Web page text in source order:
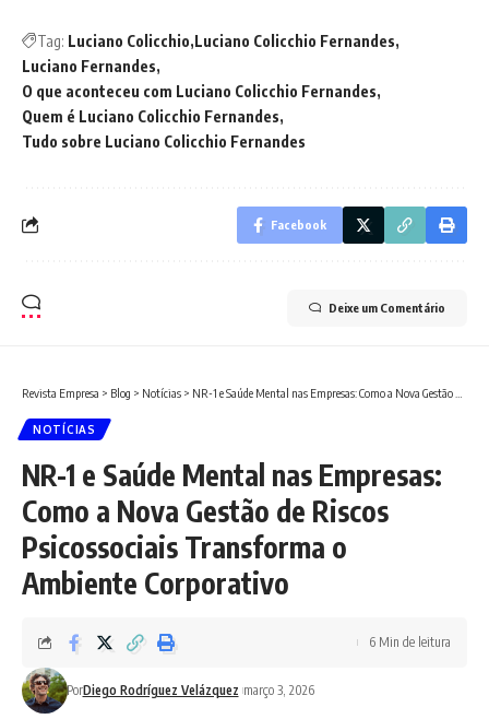
Tag: Luciano Colicchio Luciano Colicchio Fernandes
Luciano Fernandes
O que aconteceu com Luciano Colicchio Fernandes
Quem é Luciano Colicchio Fernandes
Tudo sobre Luciano Colicchio Fernandes
Facebook
Deixe um Comentário
Revista Empresa > Blog > Notícias > NR-1 e Saúde Mental nas Empresas: Como a Nova Gestão de Riscos Psicossociais Transforma o Ambiente Corporativo
NOTÍCIAS
NR-1 e Saúde Mental nas Empresas:
Como a Nova Gestão de Riscos
Psicossociais Transforma o
Ambiente Corporativo
PorDiego Rodríguez Velázquez março 3, 2026
6 Min de leitura